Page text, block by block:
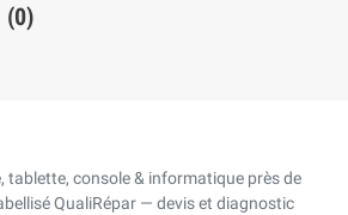
(0)
tablette, console & informatique près de
QualiRépar — devis et diagnostic